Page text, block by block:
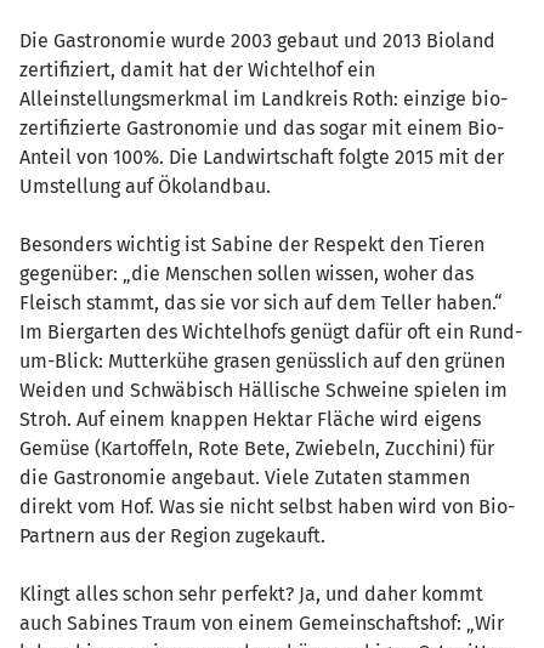
Die Gastronomie wurde 2003 gebaut und 2013 Bioland
zertifiziert, damit hat der Wichtelhof ein
Alleinstellungsmerkmal im Landkreis Roth: einzige bio-
zertifizierte Gastronomie und das sogar mit einem Bio-
Anteil von 100%. Die Landwirtschaft folgte 2015 mit der
Umstellung auf Ökolandbau.
Besonders wichtig ist Sabine der Respekt den Tieren
gegenüber: „die Menschen sollen wissen, woher das
Fleisch stammt, das sie vor sich auf dem Teller haben.“
Im Biergarten des Wichtelhofs genügt dafür oft ein Rund-
um-Blick: Mutterkühe grasen genüsslich auf den grünen
Weiden und Schwäbisch Hällische Schweine spielen im
Stroh. Auf einem knappen Hektar Fläche wird eigens
Gemüse (Kartoffeln, Rote Bete, Zwiebeln, Zucchini) für
die Gastronomie angebaut. Viele Zutaten stammen
direkt vom Hof. Was sie nicht selbst haben wird von Bio-
Partnern aus der Region zugekauft.
Klingt alles schon sehr perfekt? Ja, und daher kommt
auch Sabines Traum von einem Gemeinschaftshof: „Wir